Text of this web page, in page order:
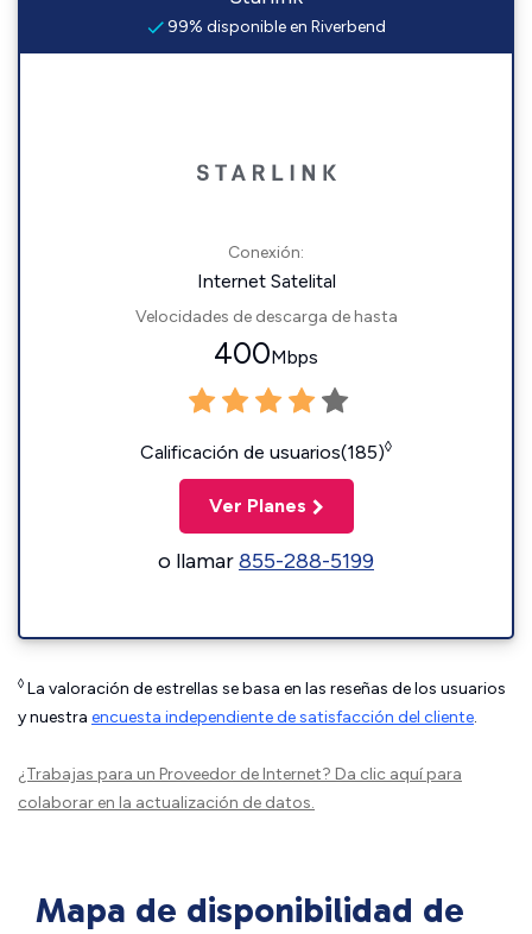
99% disponible en Riverbend
Conexión:
Internet Satelital
Velocidades de descarga de hasta
400Mbps
Calificación de usuarios(185)◊
Ver Planes
o llamar855-288-5199
◊ La valoración de estrellas se basa en las reseñas de los usuarios
y nuestra encuesta independiente de satisfacción del cliente.
¿Trabajas para un Proveedor de Internet? Da clic aquípara
colaborar en la actualización de datos.
Mapa de disponibilidad de